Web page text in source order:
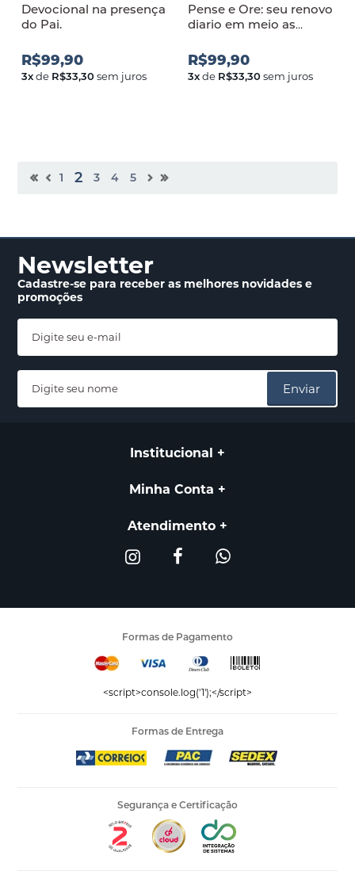
Devocional na presença
do Pai.
R$99,90
3xde R$33,30sem juros
Pense e Ore: seu renovo
diario em meio as
R$99,90
3xde R$33,30sem juros
1 2 3 4 5
Newsletter
Cadastre-se para receberas melhores novidadese
promoções
Enviar
Institucional
Minha Conta
Atendimento
Formas de Pagamento
<script>console.log('1');</script>
Formas de Entrega
Segurança e Certificação